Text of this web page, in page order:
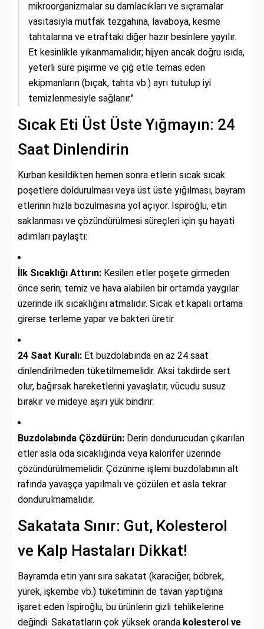
mikroorganizmalar su damlacıkları ve sıçramalar
vasıtasıyla mutfak tezgahına, lavaboya, kesme
tahtalarına ve etraftaki diğer hazır besinlere yayılır.
Et kesinlikle yıkanmamalıdır; hijyen ancak doğru ısıda,
yeterli süre pişirme ve çiğ etle temas eden
ekipmanların (bıçak, tahta vb.) ayrı tutulup iyi
temizlenmesiyle sağlanır."
Sıcak Eti Üst Üste Yığmayın: 24
Saat Dinlendirin
Kurban kesildikten hemen sonra etlerin sıcak sıcak
poşetlere doldurulması veya üst üste yığılması, bayram
etlerinin hızla bozulmasına yol açıyor. İspiroğlu, etin
saklanması ve çözündürülmesi süreçleri için şu hayati
adımları paylaştı:
İlk Sıcaklığı Attırın: Kesilen etler poşete girmeden
önce serin, temiz ve hava alabilen bir ortamda yaygılar
üzerinde ilk sıcaklığını atmalıdır. Sıcak et kapalı ortama
girerse terleme yapar ve bakteri üretir.
24 Saat Kuralı: Et buzdolabında en az 24 saat
dinlendirilmeden tüketilmemelidir. Aksi takdirde sert
olur, bağırsak hareketlerini yavaşlatır, vücudu susuz
bırakır ve mideye aşırı yük bindirir.
Buzdolabında Çözdürün: Derin dondurucudan çıkarılan
etler asla oda sıcaklığında veya kalorifer üzerinde
çözündürülmemelidir. Çözünme işlemi buzdolabının alt
rafında yavaşça yapılmalı ve çözülen et asla tekrar
dondurulmamalıdır.
Sakatata Sınır: Gut, Kolesterol
ve Kalp Hastaları Dikkat!
Bayramda etin yanı sıra sakatat (karaciğer, böbrek,
yürek, işkembe vb.) tüketiminin de tavan yaptığına
işaret eden İspiroğlu, bu ürünlerin gizli tehlikelerine
değindi. Sakatatların çok yüksek oranda kolesterol ve